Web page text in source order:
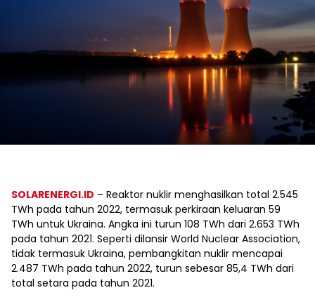
SOLARENERGI.ID – Reaktor nuklir menghasilkan total 2.545
TWh pada tahun 2022, termasuk perkiraan keluaran 59
TWh untuk Ukraina. Angka ini turun 108 TWh dari 2.653 TWh
pada tahun 2021. Seperti dilansir World Nuclear Association,
tidak termasuk Ukraina, pembangkitan nuklir mencapai
2.487 TWh pada tahun 2022, turun sebesar 85,4 TWh dari
total setara pada tahun 2021.